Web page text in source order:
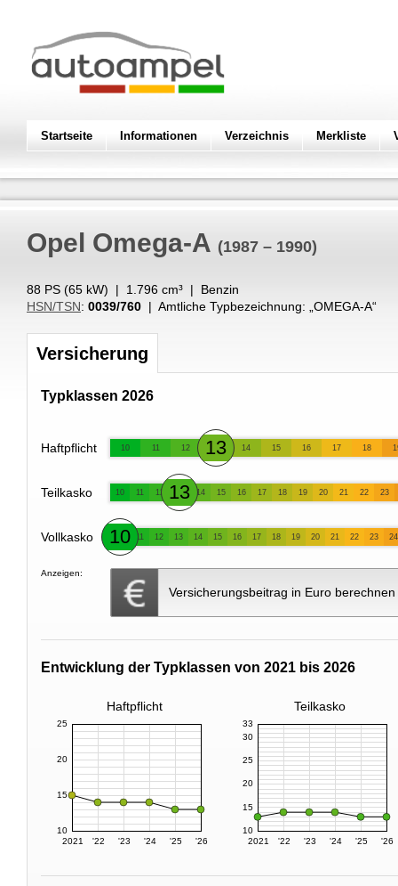
Startseite Informationen Verzeichnis Merkliste
Opel Omega-A (1987 – 1990)
88 PS (65 kW) | 1.796 cm³ | Benzin
HSN/TSN: 0039/760 | Amtliche Typbezeichnung: „ OMEGA-A“
Versicherung
Typklassen 2026
Haftpflicht 10 11 12 13 14 15 16 17 18
Teilkasko 10 11 12 13 14 15 16 17 18 19 20 21 22 23
Vollkasko 10 11 12 13 14 15 16 17 18 19 20 21 22 23 24
Anzeigen:
Versicherungsbeitrag in Euro berechnen
Entwicklung der Typklassen von 2021 bis 2026
Haftpflicht Teilkasko
2021 '22 '23 '24 '25 '26
10
15
20
25
2021 '22 '23 '24 '25 '26
10
15
20
25
30
33